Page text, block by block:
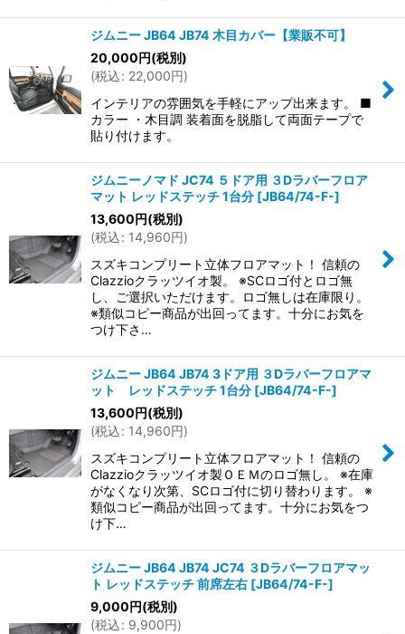
ジムニー JB64 JB74 木目カバー【業販不可】
20,000円(税別)
(税込: 22,000円)
インテリアの雰囲気を手軽にアップ出来ます。 ■
カラー ・木目調 装着面を脱脂して両面テープで
貼り付けます。
ジムニーノマド JC74 ５ドア用 ３Dラバーフロア
マット レッドステッチ 1台分 [JB64/74-F-]
13,600円(税別)
(税込: 14,960円)
スズキコンプリート立体フロアマット！ 信頼の
Clazzioクラッツイオ製。 ※SCロゴ付とロゴ無
し、ご選択いただけます。ロゴ無しは在庫限り。
※類似コピー商品が出回ってます。十分にお気を
つけ下さ…
ジムニー JB64 JB74 3ドア用 ３Dラバーフロアマ
ット レッドステッチ 1台分 [JB64/74-F-]
13,600円(税別)
(税込: 14,960円)
スズキコンプリート立体フロアマット！ 信頼の
Clazzioクラッツイオ製ＯＥＭのロゴ無し。 ※在庫
がなくなり次第、SCロゴ付に切り替わります。 ※
類似コピー商品が出回ってます。十分にお気をつ
け下…
ジムニー JB64 JB74 JC74 ３Dラバーフロアマッ
ト レッドステッチ 前席左右 [JB64/74-F-]
9,000円(税別)
(税込: 9,900円)